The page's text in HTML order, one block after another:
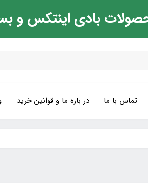
بادی اینتکس و
تماس با ما در باره ما و قوانین خرید